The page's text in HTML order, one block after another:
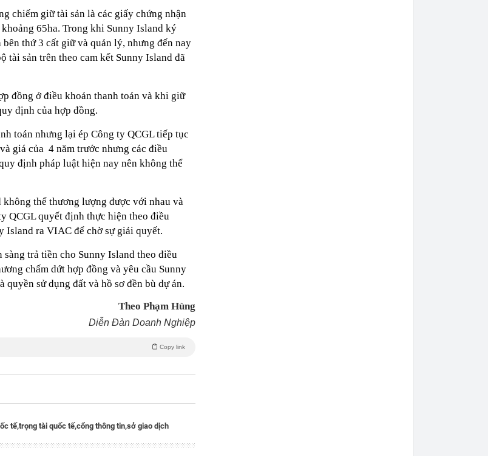
chiếm giữ tài sản là các giấy chứng nhận
65ha. Trong khi Sunny Island ký
thứ 3 cất giữ và quản lý, nhưng đến nay
tài sản trên theo cam kết Sunny Island đã
đồng ở điều khoản thanh toán và khi giữ
định của hợp đồng.
toán nhưng lại ép Công ty QCGL tiếp tục
giá của 4 năm trước nhưng các điều
định pháp luật hiện nay nên không thể
thể thương lượng được với nhau và
QCGL quyết định thực hiện theo điều
Island ra VIAC để chờ sự giải quyết.
trả tiền cho Sunny Island theo điều
chấm dứt hợp đồng và yêu cầu Sunny
sử dụng đất và hồ sơ đền bù dự án.
Theo Phạm Hùng
Diễn Đàn Doanh Nghiệp
Copy link
tế,trọng tài quốc tế,cổng thông tin,sở giao dịch